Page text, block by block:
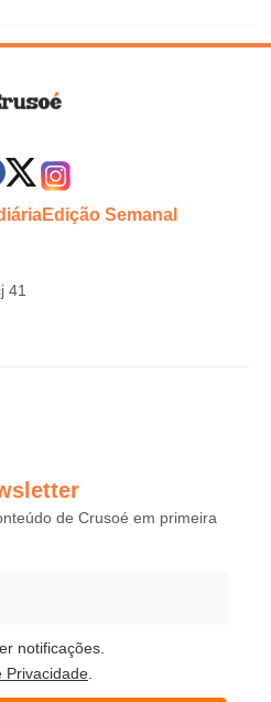
Edição Semanal
41
de Crusoé em primeira
notificações.
Privacidade